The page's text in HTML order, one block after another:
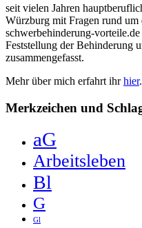
seit vielen Jahren
Würzburg mit Fragen rund
schwerbehinderung-
Feststellung der Behinderung
zusammengefasst.
Mehr über mich erfahrt ihrhier.
Merkzeichen und
aG
Arbeitsleben
Bl
G
Gl